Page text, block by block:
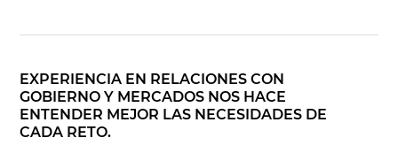
EXPERIENCIA EN RELACIONES CON
GOBIERNO Y MERCADOS NOS HACE
ENTENDER MEJOR LAS NECESIDADES DE
CADA RETO.